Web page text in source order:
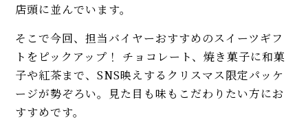
店頭に並んでいます。
そこで今回、担当バイヤーおすすめのスイーツギフ
トをピックアップ！ チョコレート、焼き菓子に和菓
子や紅茶まで、SNS映えするクリスマス限定パッケ
ージが勢ぞろい。見た目も味もこだわりたい方にお
すすめです。